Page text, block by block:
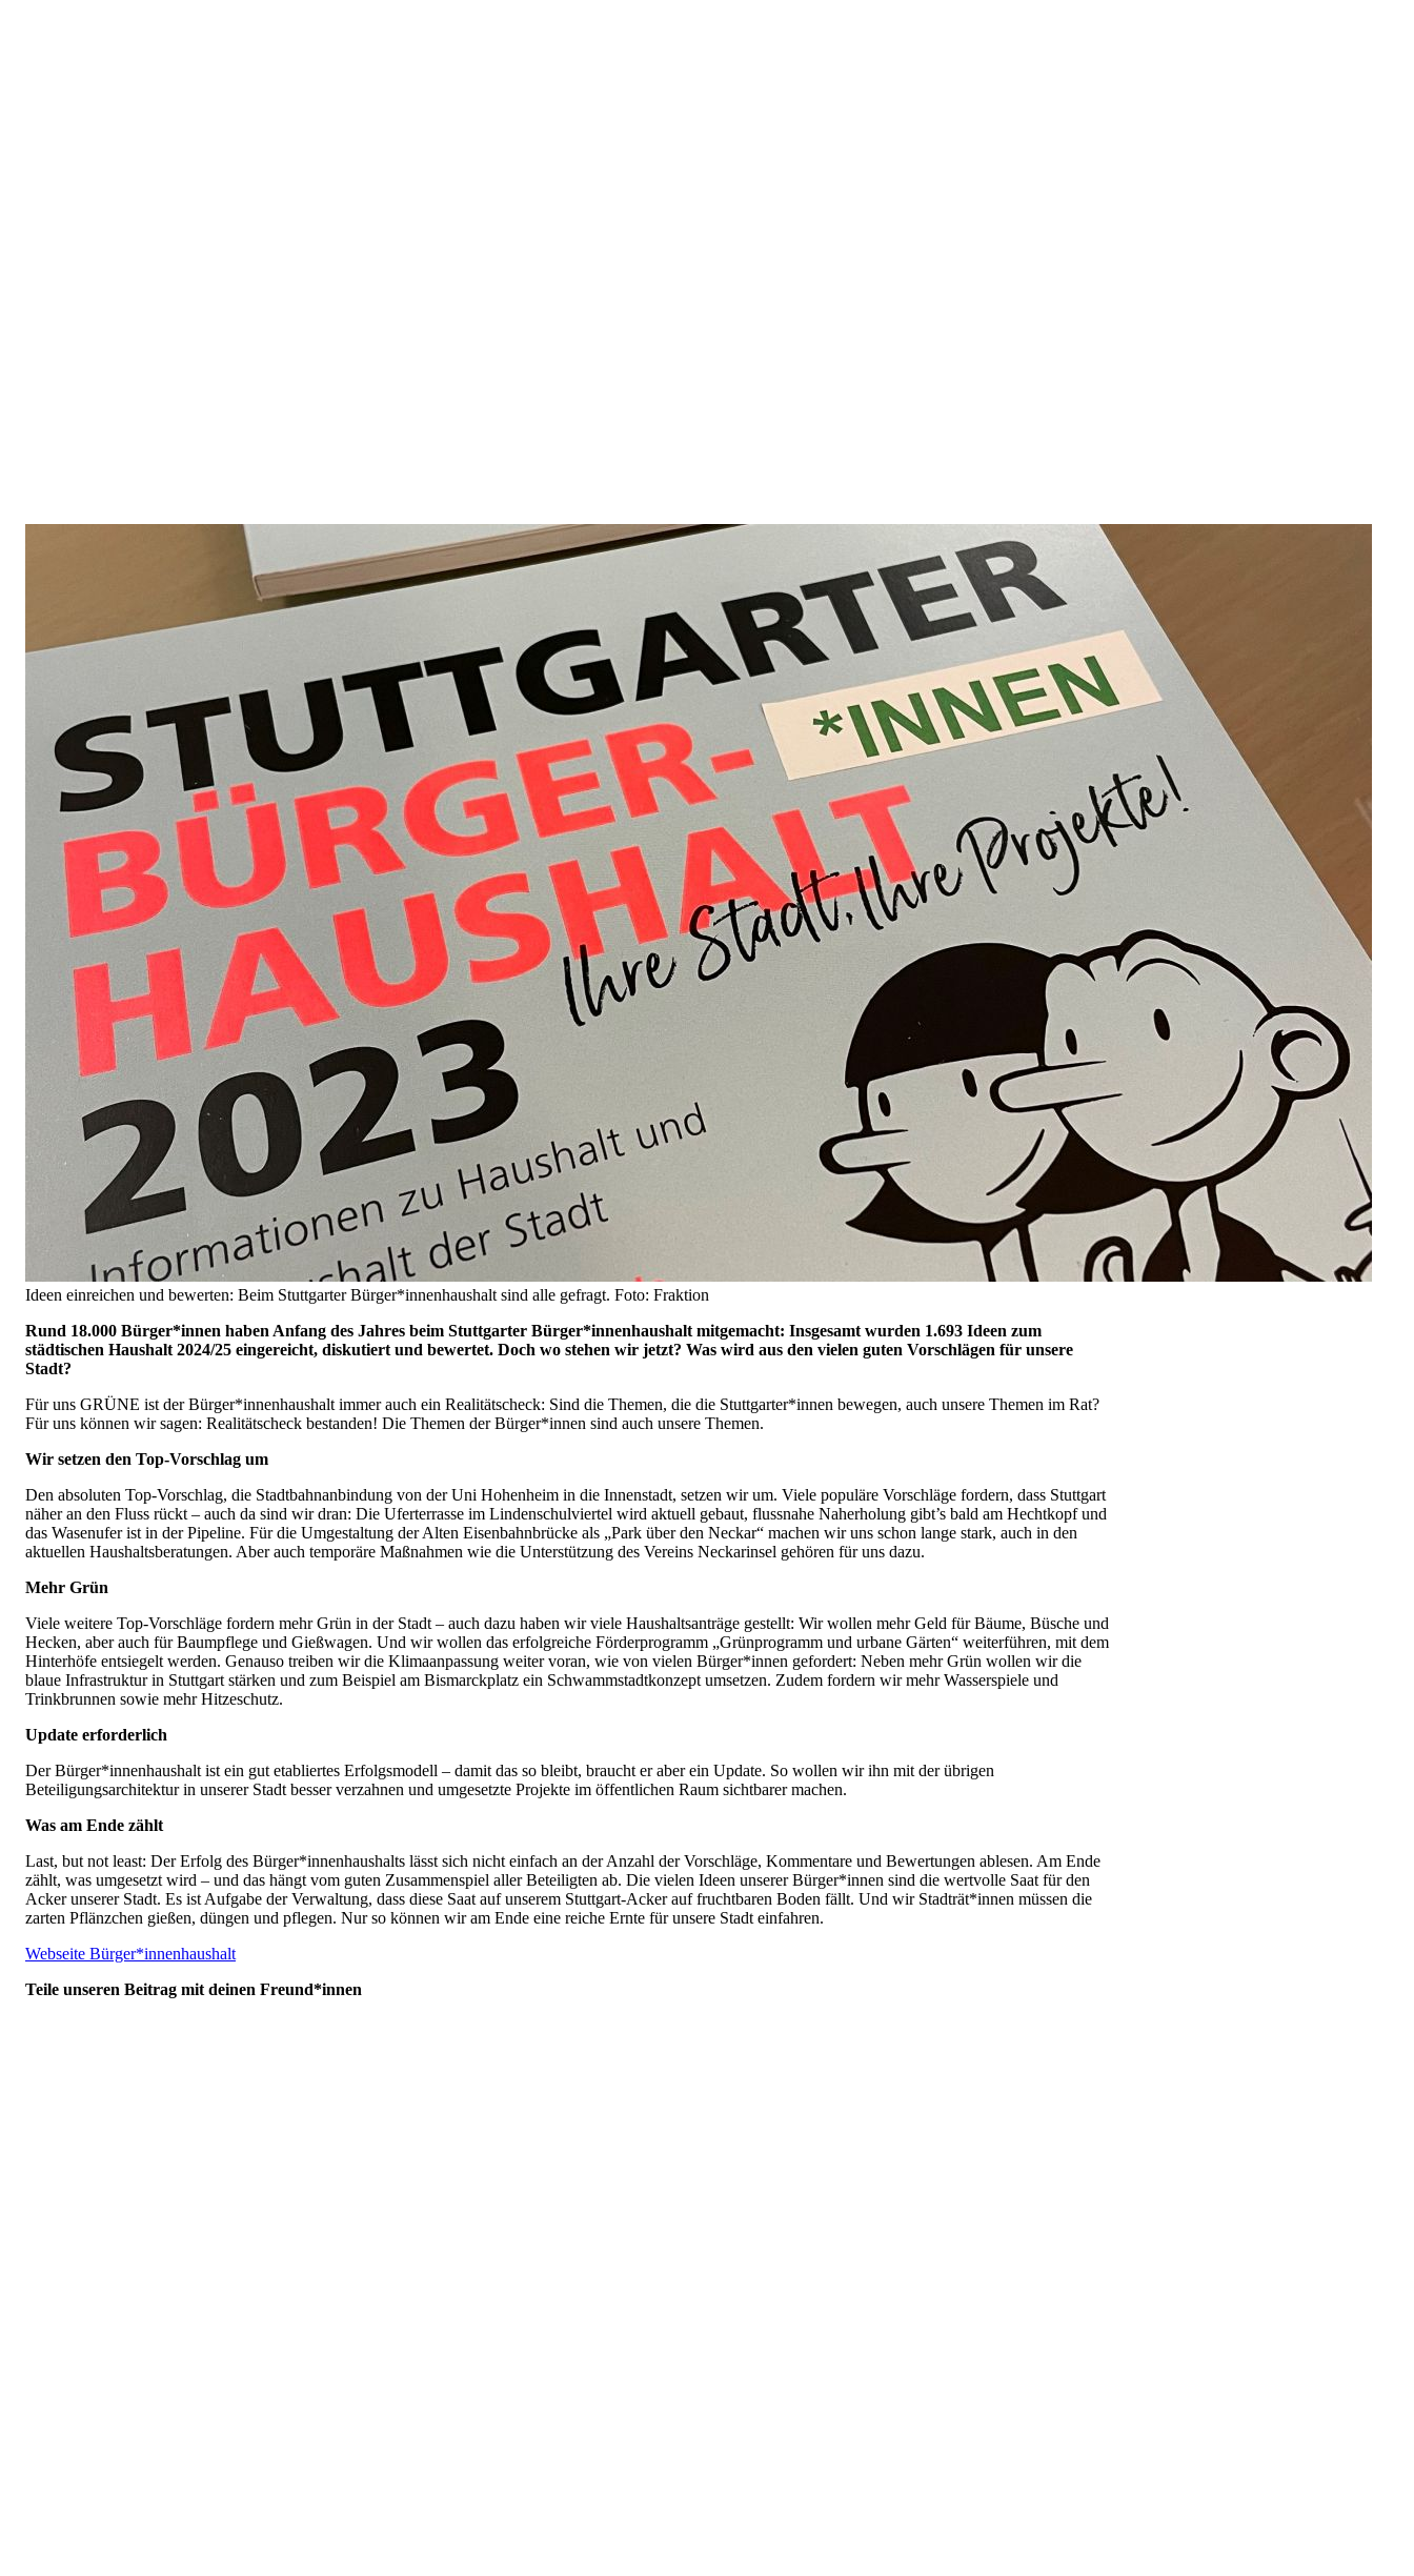
Ideen einreichen und bewerten: Beim Stuttgarter Bürger*innenhaushalt sind alle gefragt. Foto: Fraktion
Rund 18.000 Bürger*innen haben Anfang des Jahres beim Stuttgarter Bürger*innenhaushalt mitgemacht: Insgesamt wurden 1.693 Ideen zum
städtischen Haushalt 2024/25 eingereicht, diskutiert und bewertet. Doch wo stehen wir jetzt? Was wird aus den vielen guten Vorschlägen für unsere
Stadt?
Für uns GRÜNE ist der Bürger*innenhaushalt immer auch ein Realitätscheck: Sind die Themen, die die Stuttgarter*innen bewegen, auch unsere Themen im Rat?
Für uns können wir sagen: Realitätscheck bestanden! Die Themen der Bürger*innen sind auch unsere Themen.
Wir setzen den Top-Vorschlag um
Den absoluten Top-Vorschlag, die Stadtbahnanbindung von der Uni Hohenheim in die Innenstadt, setzen wir um. Viele populäre Vorschläge fordern, dass Stuttgart
näher an den Fluss rückt – auch da sind wir dran: Die Uferterrasse im Lindenschulviertel wird aktuell gebaut, flussnahe Naherholung gibt’s bald am Hechtkopf und
das Wasenufer ist in der Pipeline. Für die Umgestaltung der Alten Eisenbahnbrücke als „Park über den Neckar“ machen wir uns schon lange stark, auch in den
aktuellen Haushaltsberatungen. Aber auch temporäre Maßnahmen wie die Unterstützung des Vereins Neckarinsel gehören für uns dazu.
Mehr Grün
Viele weitere Top-Vorschläge fordern mehr Grün in der Stadt – auch dazu haben wir viele Haushaltsanträge gestellt: Wir wollen mehr Geld für Bäume, Büsche und
Hecken, aber auch für Baumpflege und Gießwagen. Und wir wollen das erfolgreiche Förderprogramm „Grünprogramm und urbane Gärten“ weiterführen, mit dem
Hinterhöfe entsiegelt werden. Genauso treiben wir die Klimaanpassung weiter voran, wie von vielen Bürger*innen gefordert: Neben mehr Grün wollen wir die
blaue Infrastruktur in Stuttgart stärken und zum Beispiel am Bismarckplatz ein Schwammstadtkonzept umsetzen. Zudem fordern wir mehr Wasserspiele und
Trinkbrunnen sowie mehr Hitzeschutz.
Update erforderlich
Der Bürger*innenhaushalt ist ein gut etabliertes Erfolgsmodell – damit das so bleibt, braucht er aber ein Update. So wollen wir ihn mit der übrigen
Beteiligungsarchitektur in unserer Stadt besser verzahnen und umgesetzte Projekte im öffentlichen Raum sichtbarer machen.
Was am Ende zählt
Last, but not least: Der Erfolg des Bürger*innenhaushalts lässt sich nicht einfach an der Anzahl der Vorschläge, Kommentare und Bewertungen ablesen. Am Ende
zählt, was umgesetzt wird – und das hängt vom guten Zusammenspiel aller Beteiligten ab. Die vielen Ideen unserer Bürger*innen sind die wertvolle Saat für den
Acker unserer Stadt. Es ist Aufgabe der Verwaltung, dass diese Saat auf unserem Stuttgart-Acker auf fruchtbaren Boden fällt. Und wir Stadträt*innen müssen die
zarten Pflänzchen gießen, düngen und pflegen. Nur so können wir am Ende eine reiche Ernte für unsere Stadt einfahren.
Webseite Bürger*innenhaushalt
Teile unseren Beitrag mit deinen Freund*innen